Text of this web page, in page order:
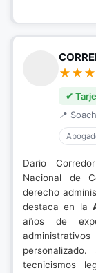
✔
📍
Dario
Nacional de
derecho
destaca en la
años de
tecnicismos